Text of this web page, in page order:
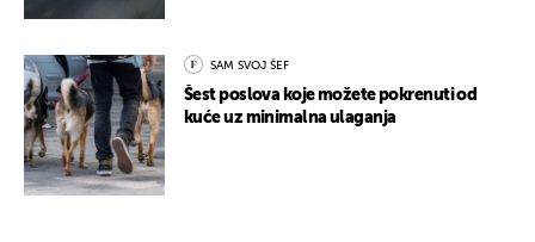
SAM SVOJ ŠEF
Šest poslova koje možete pokrenuti od
kuće uz minimalna ulaganja